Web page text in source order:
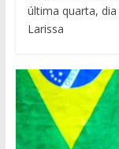
última quarta,
Larissa